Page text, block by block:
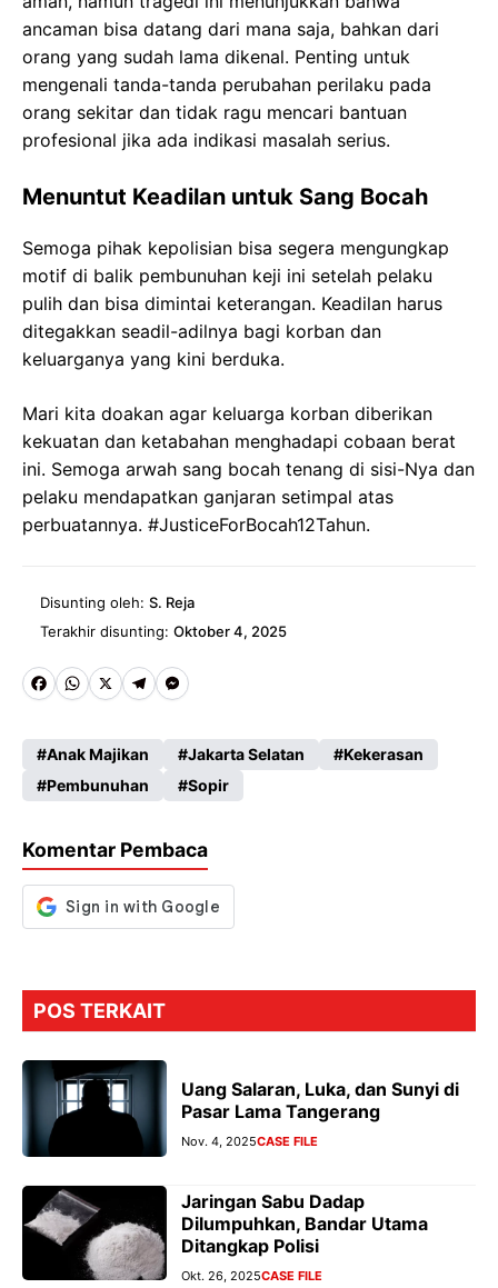
ancaman bisa datang dari mana saja, bahkan dari
orang yang sudah lama dikenal. Penting untuk
mengenali tanda-tanda perubahan perilaku pada
orang sekitar dan tidak ragu mencari bantuan
profesional jika ada indikasi masalah serius.
Menuntut Keadilan untuk Sang Bocah
Semoga pihak kepolisian bisa segera mengungkap
motif di balik pembunuhan keji ini setelah pelaku
pulih dan bisa dimintai keterangan. Keadilan harus
ditegakkan seadil-adilnya bagi korban dan
keluarganya yang kini berduka.
Mari kita doakan agar keluarga korban diberikan
kekuatan dan ketabahan menghadapi cobaan berat
ini. Semoga arwah sang bocah tenang di sisi-Nya dan
pelaku mendapatkan ganjaran setimpal atas
perbuatannya. #JusticeForBocah12Tahun.
Disunting oleh: S. Reja
Terakhir disunting: Oktober 4, 2025
Fa
b
o
k
W
ts
A
p
X
Te
gr
a
M
se
n
er
Anak Majikan Jakarta Selatan
Kekerasan
Pembunuhan
Sopir
Komentar Pembaca
POS TERKAIT
Uang Salaran, Luka, dan Sunyi di
Pasar Lama Tangerang
Nov. 4, 2025CASE FILE
Jaringan Sabu Dadap
Dilumpuhkan, Bandar Utama
Ditangkap Polisi
Okt. 26, 2025CASE FILE